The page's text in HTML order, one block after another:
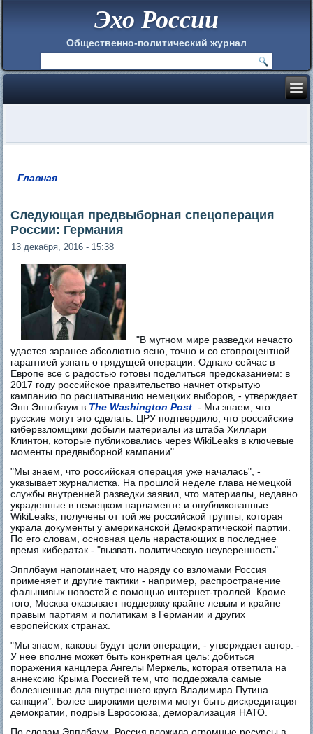
Эхо России
Общественно-политический журнал
Главная
Следующая предвыборная спецоперация
России: Германия
13 декабря, 2016 - 15:38
"В мутном мире разведки нечасто
удается заранее абсолютно ясно, точно и со стопроцентной
гарантией узнать о грядущей операции. Однако сейчас в
Европе все с радостью готовы поделиться предсказанием: в
2017 году российское правительство начнет открытую
кампанию по расшатыванию немецких выборов, - утверждает
Энн Эпплбаум в The Washington Post . - Мы знаем, что
русские могут это сделать. ЦРУ подтвердило, что российские
кибервзломщики добыли материалы из штаба Хиллари
Клинтон, которые публиковались через WikiLeaks в ключевые
моменты предвыборной кампании".
"Мы знаем, что российская операция уже началась", -
указывает журналистка. На прошлой неделе глава немецкой
службы внутренней разведки заявил, что материалы, недавно
украденные в немецком парламенте и опубликованные
WikiLeaks, получены от той же российской группы, которая
украла документы у американской Демократической партии.
По его словам, основная цель нарастающих в последнее
время кибератак - "вызвать политическую неуверенность".
Эпплбаум напоминает, что наряду со взломами Россия
применяет и другие тактики - например, распространение
фальшивых новостей с помощью интернет-троллей. Кроме
того, Москва оказывает поддержку крайне левым и крайне
правым партиям и политикам в Германии и других
европейских странах.
"Мы знаем, каковы будут цели операции, - утверждает автор. -
У нее вполне может быть конкретная цель: добиться
поражения канцлера Ангелы Меркель, которая ответила на
аннексию Крыма Россией тем, что поддержала самые
болезненные для внутреннего круга Владимира Путина
санкции". Более широкими целями могут быть дискредитация
демократии, подрыв Евросоюза, деморализация НАТО.
По словам Эпплбаум, Россия вложила огромные ресурсы в